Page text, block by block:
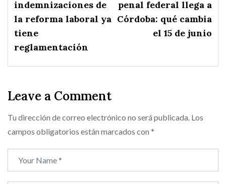
indemnizaciones de
la reforma laboral ya
tiene
reglamentación
penal federal llega a
Córdoba: qué cambia
el 15 de junio
Leave a Comment
Tu dirección de correo electrónico no será publicada. Los
campos obligatorios están marcados con *